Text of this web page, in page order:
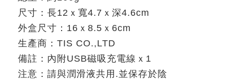
尺寸：長12 ｘ寬4.7 ｘ深4.6cm
外盒尺寸： 16 ｘ 8.5 ｘ 6cm
生產商： TIS CO.,LTD
備註：內附USB磁吸充電線ｘ 1
注意：請與潤滑液共用 .並保存於陰